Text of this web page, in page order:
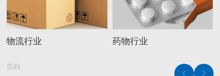
物流行业 药物行业
页码